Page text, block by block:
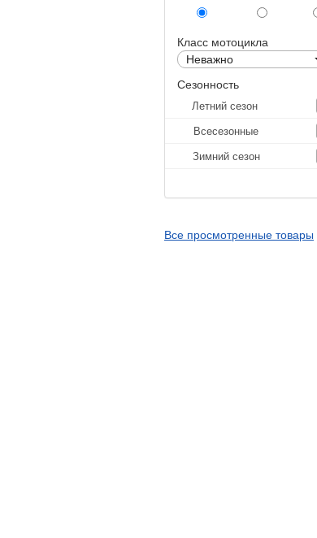
GoldenTyre
Gummy
Heidenau
IRC
Maxxis
Класс мотоцикла
Неважно
Сезонность
Летний сезон
Всесезонные
Зимний сезон
Все просмотренные товары